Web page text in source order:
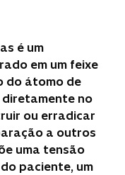
é um
em um feixe
do átomo de
diretamente no
ou erradicar
a outros
uma tensão
paciente, um